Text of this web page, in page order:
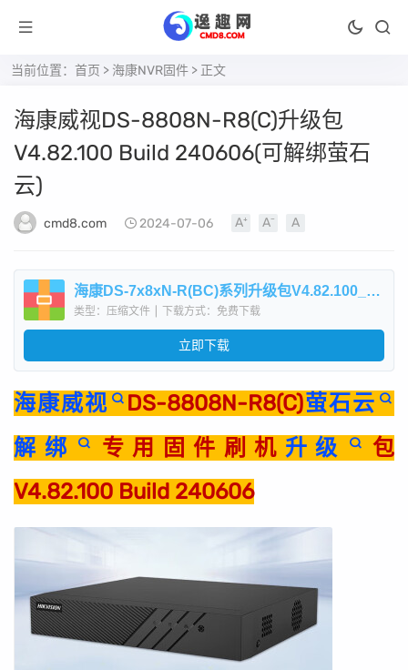
当前位置： 首页 > 海康NVR固件 > 正文
海康威视DS-8808N-R8(C)升级包
V4.82.100 Build 240606(可解绑萤石
云)
cmd8.com 2024-07-06
海康DS-7x8xN-R(BC)系列升级包V4.82.100_240606.zip
类型：压缩文件 下载方式：免费下载
立即下载
海康威视 DS-8808N-R8(C)萤石云
解绑
专用固件刷机 升级
包
V4.82.100 Build 240606